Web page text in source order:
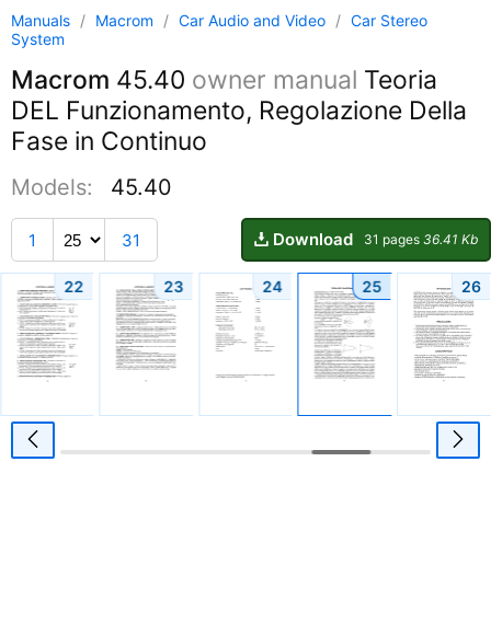
Manuals / Macrom / Car Audio and Video / Car Stereo
System
Macrom 45.40 owner manual Teoria
DEL Funzionamento, Regolazione Della
Fase in Continuo
Models: 45.40
1 31 Download 31 pages 36.41 Kb
22 23 24 25 26